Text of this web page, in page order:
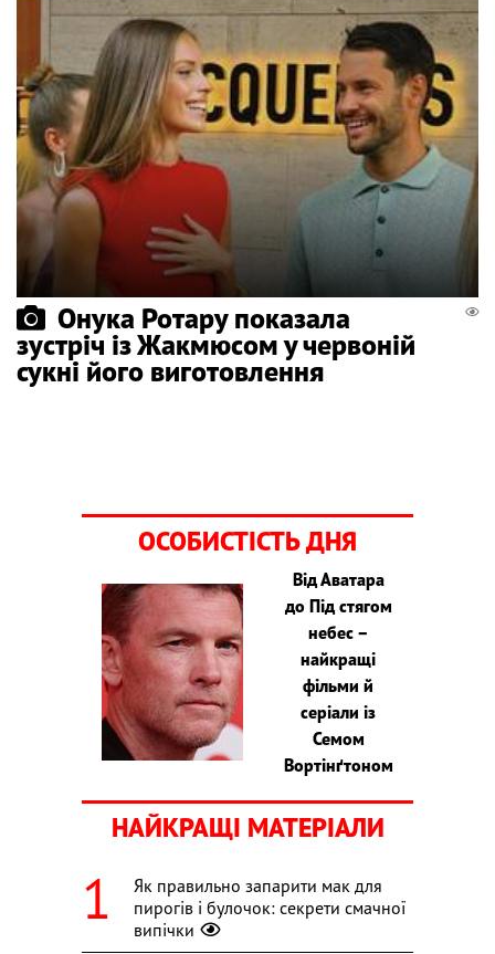
Онука Ротару показала
зустріч із Жакмюсом у червоній
сукні його виготовлення
ОСОБИСТІСТЬ ДНЯ
Від Аватара
до Під стягом
небес –
найкращі
фільми й
серіали із
Семом
Вортінґтоном
НАЙКРАЩІ МАТЕРІАЛИ
Як правильно запарити мак для
пирогів і булочок: секрети смачної
випічки